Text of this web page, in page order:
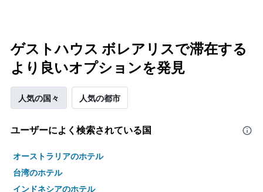
ゲストハウス ボレアリスで滞在する
より良いオプションを発見
人気の国々 人気の都市
ユーザーによく検索されている国
オーストラリアのホテル
台湾のホテル
インドネシアのホテル